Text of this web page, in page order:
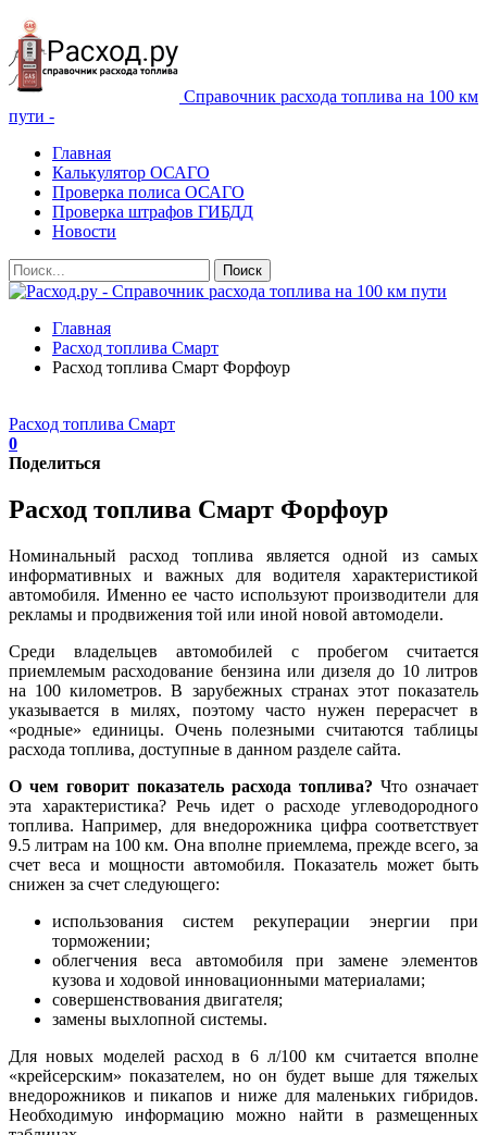
Справочник расхода топлива на 100 км
пути -
Главная
Калькулятор ОСАГО
Проверка полиса ОСАГО
Проверка штрафов ГИБДД
Новости
Главная
Расход топлива Смарт
Расход топлива Смарт Форфоур
Расход топлива Смарт
0
Поделиться
Расход топлива Смарт Форфоур
Номинальный расход топлива является одной из самых
информативных и важных для водителя характеристикой
автомобиля. Именно ее часто используют производители для
рекламы и продвижения той или иной новой автомодели.
Среди владельцев автомобилей с пробегом считается
приемлемым расходование бензина или дизеля до 10 литров
на 100 километров. В зарубежных странах этот показатель
указывается в милях, поэтому часто нужен перерасчет в
«родные» единицы. Очень полезными считаются таблицы
расхода топлива, доступные в данном разделе сайта.
О чем говорит показатель расхода топлива? Что означает
эта характеристика? Речь идет о расходе углеводородного
топлива. Например, для внедорожника цифра соответствует
9.5 литрам на 100 км. Она вполне приемлема, прежде всего, за
счет веса и мощности автомобиля. Показатель может быть
снижен за счет следующего:
использования систем рекуперации энергии при
торможении;
облегчения веса автомобиля при замене элементов
кузова и ходовой инновационными материалами;
совершенствования двигателя;
замены выхлопной системы.
Для новых моделей расход в 6 л/100 км считается вполне
«крейсерским» показателем, но он будет выше для тяжелых
внедорожников и пикапов и ниже для маленьких гибридов.
Необходимую информацию можно найти в размещенных